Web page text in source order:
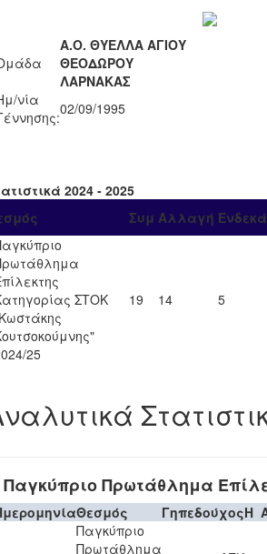
Α.Ο. ΘΥΕΛΛΑ ΑΓΙΟΥ
ΘΕΟΔΩΡΟΥ
ΛΑΡΝΑΚΑΣ
νία
02/09/1995
2024 - 2025
Συμ Αλλαγή
ΣΤΟΚ
25
19 14 5
Παγκύπριο Πρωτάθλημα
Θεσμός ΓηπεδούχοςH
Παγκύπριο
Πρωτάθλημα